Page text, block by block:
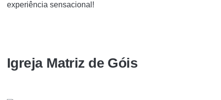
experiência sensacional!
Igreja Matriz de Góis